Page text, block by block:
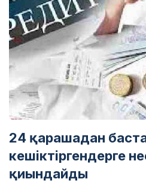
24 қарашадан
кешіктіргендерге
қиындайды